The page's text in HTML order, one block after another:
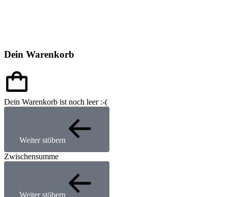
Dein Warenkorb
Dein Warenkorb ist noch leer :-(
Weiter stöbern
Zwischensumme
Weiter stöbern